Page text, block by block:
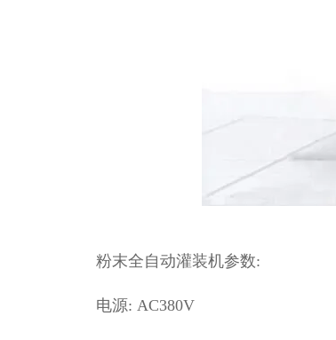
粉末全自动灌装机参数:
电源: AC380V